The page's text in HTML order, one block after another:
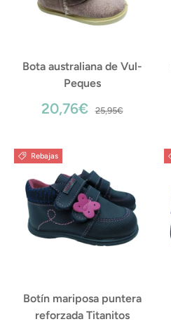
Bota australiana de Vul-
Peques
20,76€ 25,95€
Rebajas
Botín mariposa puntera
reforzada Titanitos